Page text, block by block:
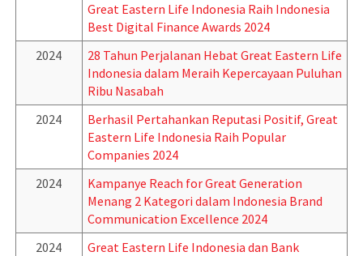
Great Eastern Life Indonesia Raih Indonesia
Best Digital Finance Awards 2024
2024
28 Tahun Perjalanan Hebat Great Eastern Life
Indonesia dalam Meraih Kepercayaan Puluhan
Ribu Nasabah
2024
Berhasil Pertahankan Reputasi Positif, Great
Eastern Life Indonesia Raih Popular
Companies 2024
2024
Kampanye Reach for Great Generation
Menang 2 Kategori dalam Indonesia Brand
Communication Excellence 2024
2024
Great Eastern Life Indonesia dan Bank